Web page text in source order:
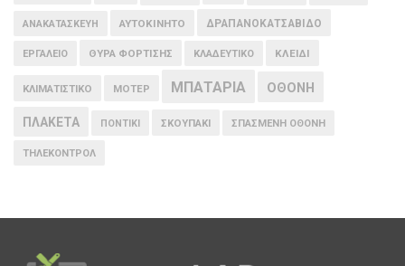
ΑΝΑΚΑΤΑΣΚΕΥΗ ΑΥΤΟΚΙΝΗΤΟ ΔΡΑΠΑΝΟΚΑΤΣΑΒΙΔΟ
ΕΡΓΑΛΕΙΟ ΘΥΡΑ ΦΟΡΤΙΣΗΣ ΚΛΑΔΕΥΤΙΚΟ ΚΛΕΙΔΙ
ΚΛΙΜΑΤΙΣΤΙΚΟ ΜΟΤΕΡ ΜΠΑΤΑΡΙΑ ΟΘΟΝΗ
ΠΛΑΚΕΤΑ ΠΟΝΤΙΚΙ ΣΚΟΥΠΑΚΙ ΣΠΑΣΜΕΝΗ ΟΘΟΝΗ
ΤΗΛΕΚΟΝΤΡΟΛ